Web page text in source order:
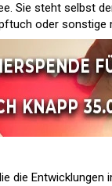
Sie steht selbst
oder sonstige
die